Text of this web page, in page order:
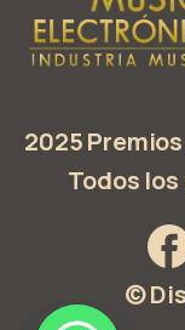
2025
Todos
©